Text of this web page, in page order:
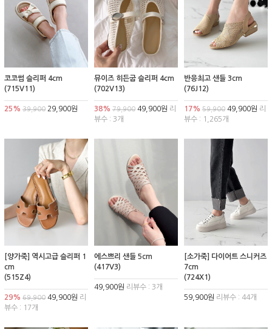
코코썸 슬리퍼 4cm
(715V11)
25% 39,900 29,900원
뮤이즈 히든굽 슬리퍼 4cm
(702V13)
38% 79,90049,900원 리
뷰수 : 3개
반응최고 샌들 3cm
(76J12)
17% 59,90049,900원 리
뷰수 : 1,265개
[양가죽] 역시고급 슬리퍼 1
cm
(515Z4)
29% 69,900 49,900원 리
뷰수 : 17개
에스쁘리 샌들 5cm
(417V3)
49,900원 리뷰수 : 3개
[소가죽] 다이어트 스니커즈
7cm
(724X1)
59,900원 리뷰수 : 44개